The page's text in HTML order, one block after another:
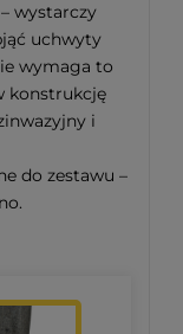
wystarczy
uchwyty
wymaga to
konstrukcję
i
do zestawu –